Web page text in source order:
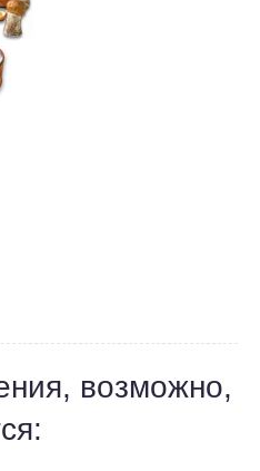
возможно,